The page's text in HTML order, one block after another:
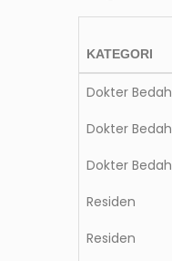
KATEGORI
Dokter Bedah
Dokter Bedah
Dokter Bedah
Residen
Residen